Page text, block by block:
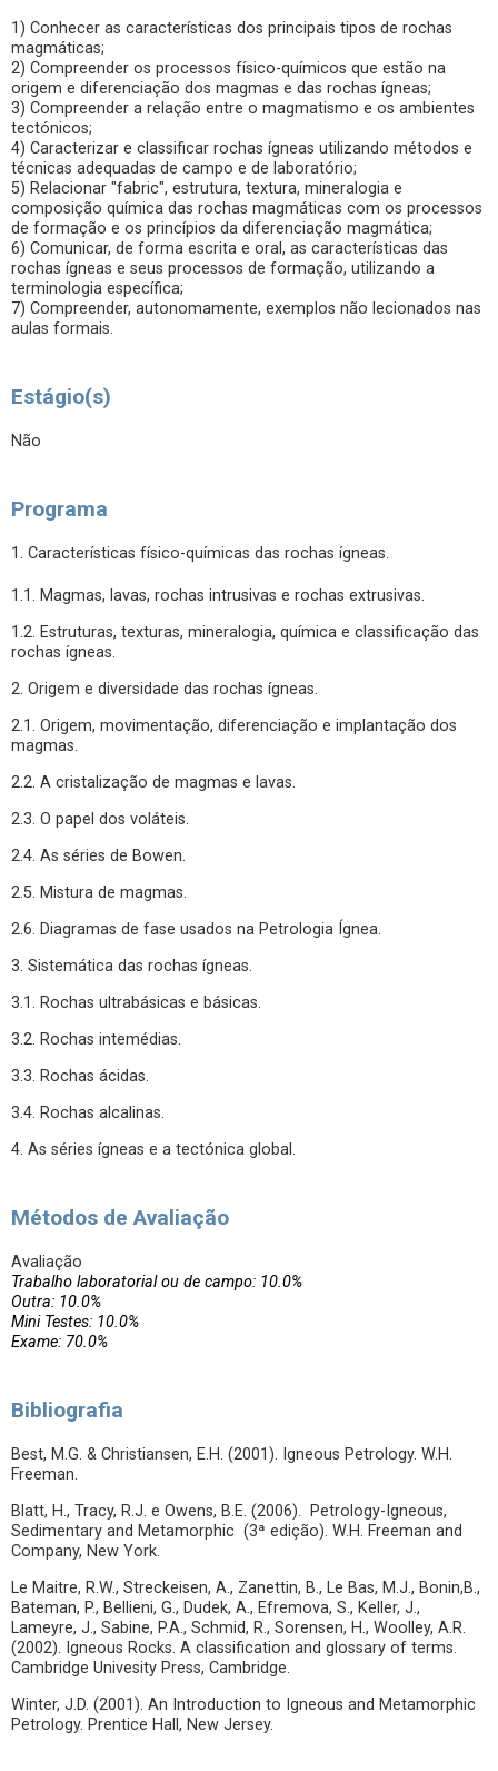
1) Conhecer as características dos principais tipos de rochas
magmáticas;
2) Compreender os processos físico-químicos que estão na
origem e diferenciação dos magmas e das rochas ígneas;
3) Compreender a relação entre o magmatismo e os ambientes
tectónicos;
4) Caracterizar e classificar rochas ígneas utilizando métodos e
técnicas adequadas de campo e de laboratório;
5) Relacionar "fabric", estrutura, textura, mineralogia e
composição química das rochas magmáticas com os processos
de formação e os princípios da diferenciação magmática;
6) Comunicar, de forma escrita e oral, as características das
rochas ígneas e seus processos de formação, utilizando a
terminologia específica;
7) Compreender, autonomamente, exemplos não lecionados nas
aulas formais.
Estágio(s)
Não
Programa
1. Características físico-químicas das rochas ígneas.
1.1. Magmas, lavas, rochas intrusivas e rochas extrusivas.
1.2. Estruturas, texturas, mineralogia, química e classificação das
rochas ígneas.
2. Origem e diversidade das rochas ígneas.
2.1. Origem, movimentação, diferenciação e implantação dos
magmas.
2.2. A cristalização de magmas e lavas.
2.3. O papel dos voláteis.
2.4. As séries de Bowen.
2.5. Mistura de magmas.
2.6. Diagramas de fase usados na Petrologia Ígnea.
3. Sistemática das rochas ígneas.
3.1. Rochas ultrabásicas e básicas.
3.2. Rochas intemédias.
3.3. Rochas ácidas.
3.4. Rochas alcalinas.
4. As séries ígneas e a tectónica global.
Métodos de Avaliação
Avaliação
Trabalho laboratorial ou de campo: 10.0%
Outra: 10.0%
Mini Testes: 10.0%
Exame: 70.0%
Bibliografia
Best, M.G. & Christiansen, E.H. (2001). Igneous Petrology. W.H.
Freeman.
Blatt, H., Tracy, R.J. e Owens, B.E. (2006). Petrology-Igneous,
Sedimentary and Metamorphic (3ª edição). W.H. Freeman and
Company, New York.
Le Maitre, R.W., Streckeisen, A., Zanettin, B., Le Bas, M.J., Bonin,B.,
Bateman, P., Bellieni, G., Dudek, A., Efremova, S., Keller, J.,
Lameyre, J., Sabine, P.A., Schmid, R., Sorensen, H., Woolley, A.R.
(2002). Igneous Rocks. A classification and glossary of terms.
Cambridge Univesity Press, Cambridge.
Winter, J.D. (2001). An Introduction to Igneous and Metamorphic
Petrology. Prentice Hall, New Jersey.